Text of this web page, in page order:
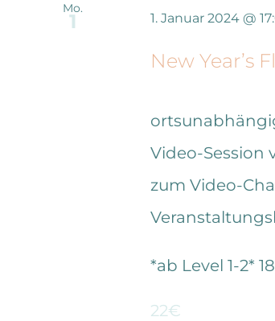
Veranstaltungen
Mo.
1
New Year’s
1. Januar 2024 @
Video-Session
zum Video-
*ab Level 1-2*
22€